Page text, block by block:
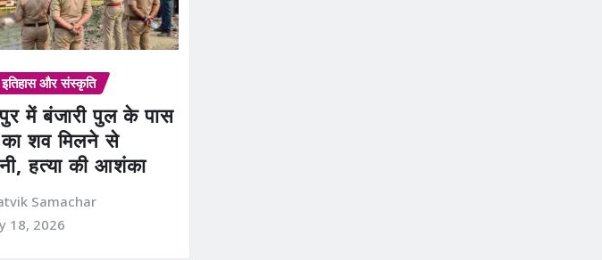
और संस्कृति
में बंजारी पुल के पास
शव मिलने से
हत्या की आशंका
Samachar
18, 2026